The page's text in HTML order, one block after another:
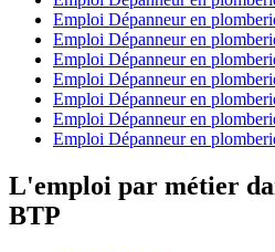
Emploi Dépanneur en
Emploi Dépanneur en
Emploi Dépanneur en
Emploi Dépanneur en
Emploi Dépanneur en
Emploi Dépanneur en
Emploi Dépanneur en
L'emploi par métier
BTP